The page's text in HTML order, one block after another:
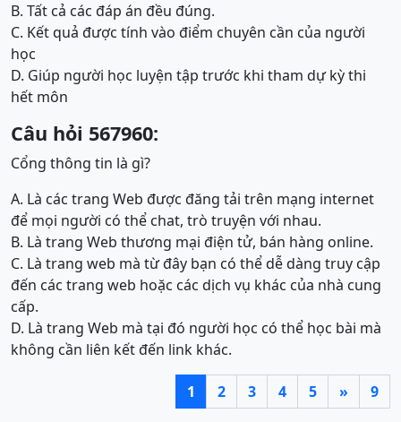
B. Tất cả các đáp án đều đúng.
C. Kết quả được tính vào điểm chuyên cần của người
học
D. Giúp người học luyện tập trước khi tham dự kỳ thi
hết môn
Câu hỏi 567960:
Cổng thông tin là gì?
A. Là các trang Web được đăng tải trên mạng internet
để mọi người có thể chat, trò truyện với nhau.
B. Là trang Web thương mại điện tử, bán hàng online.
C. Là trang web mà từ đây bạn có thể dễ dàng truy cập
đến các trang web hoặc các dịch vụ khác của nhà cung
cấp.
D. Là trang Web mà tại đó người học có thể học bài mà
không cần liên kết đến link khác.
1 2 3 4 5 » 9